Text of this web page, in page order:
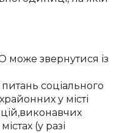
звернутися із
питань соціального
у місті
(у разі